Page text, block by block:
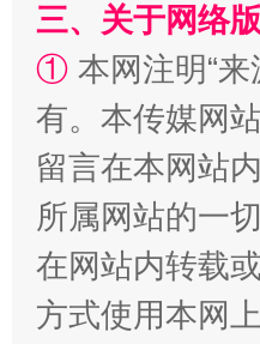
阿坝州三大球赛在
三、关于网络
① 本网注明“
有。本传媒网
留言在本网站
所属网站的一
在网站内转载
方式使用本网